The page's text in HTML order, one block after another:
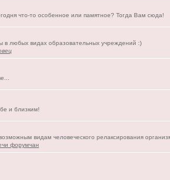
что-то особенное или памятное? Тогда Вам сюда!
в любых видах образовательных учреждений :)
и близким!
видам человеческого релаксирования
форумчан